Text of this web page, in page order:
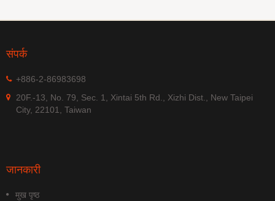
संपर्क
+886-2-86983698
20F.-13, No. 79, Sec. 1, Xintai 5th Rd., Xizhi Dist., New Taipei
City, 22101, Taiwan
जानकारी
मुख पृष्ठ